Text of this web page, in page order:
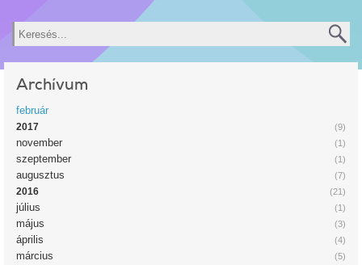
Keresés
Archívum
február
(9)
2017
(1)
november
(1)
szeptember
(7)
augusztus
(21)
2016
(1)
július
(3)
május
(4)
április
(5)
március